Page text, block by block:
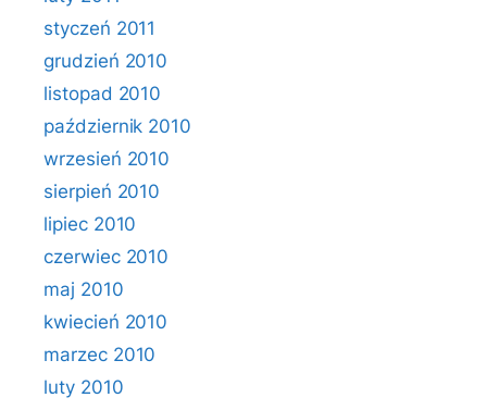
styczeń 2011
grudzień 2010
listopad 2010
październik 2010
wrzesień 2010
sierpień 2010
lipiec 2010
czerwiec 2010
maj 2010
kwiecień 2010
marzec 2010
luty 2010